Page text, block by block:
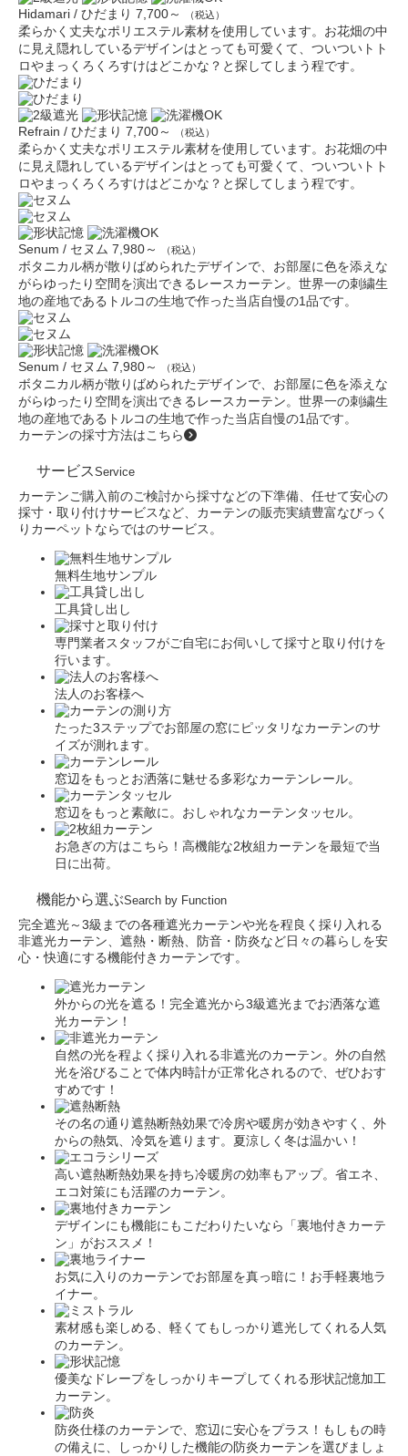
Hidamari / ひだまり 7,700～ （税込）
柔らかく丈夫なポリエステル素材を使用しています。お花畑の中
に見え隠れしているデザインはとっても可愛くて、ついついトト
ロやまっくろくろすけはどこかな？と探してしまう程です。
Refrain / ひだまり 7,700～ （税込）
柔らかく丈夫なポリエステル素材を使用しています。お花畑の中
に見え隠れしているデザインはとっても可愛くて、ついついトト
ロやまっくろくろすけはどこかな？と探してしまう程です。
Senum / セヌム 7,980～ （税込）
ボタニカル柄が散りばめられたデザインで、お部屋に色を添えな
がらゆったり空間を演出できるレースカーテン。世界一の刺繍生
地の産地であるトルコの生地で作った当店自慢の1品です。
Senum / セヌム 7,980～ （税込）
ボタニカル柄が散りばめられたデザインで、お部屋に色を添えな
がらゆったり空間を演出できるレースカーテン。世界一の刺繍生
地の産地であるトルコの生地で作った当店自慢の1品です。
カーテンの採寸方法はこちら
サービスService
カーテンご購入前のご検討から採寸などの下準備、任せて安心の
採寸・取り付けサービスなど、カーテンの販売実績豊富なびっく
りカーペットならではのサービス。
無料生地サンプル
工具貸し出し
専門業者スタッフがご自宅にお伺いして採寸と取り付けを
行います。
法人のお客様へ
たった3ステップでお部屋の窓にピッタリなカーテンのサ
イズが測れます。
窓辺をもっとお洒落に魅せる多彩なカーテンレール。
窓辺をもっと素敵に。おしゃれなカーテンタッセル。
お急ぎの方はこちら！高機能な2枚組カーテンを最短で当
日に出荷。
機能から選ぶSearch by Function
完全遮光～3級までの各種遮光カーテンや光を程良く採り入れる
非遮光カーテン、遮熱・断熱、防音・防炎など日々の暮らしを安
心・快適にする機能付きカーテンです。
外からの光を遮る！完全遮光から3級遮光までお洒落な遮
光カーテン！
自然の光を程よく採り入れる非遮光のカーテン。外の自然
光を浴びることで体内時計が正常化されるので、ぜひおす
すめです！
その名の通り遮熱断熱効果で冷房や暖房が効きやすく、外
からの熱気、冷気を遮ります。夏涼しく冬は温かい！
高い遮熱断熱効果を持ち冷暖房の効率もアップ。省エネ、
エコ対策にも活躍のカーテン。
デザインにも機能にもこだわりたいなら「裏地付きカーテ
ン」がおススメ！
お気に入りのカーテンでお部屋を真っ暗に！お手軽裏地ラ
イナー。
素材感も楽しめる、軽くてもしっかり遮光してくれる人気
のカーテン。
優美なドレープをしっかりキープしてくれる形状記憶加工
カーテン。
防炎仕様のカーテンで、窓辺に安心をプラス！もしもの時
の備えに、しっかりした機能の防炎カーテンを選びましょ